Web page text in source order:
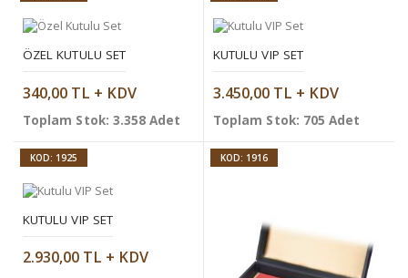
ÖZEL KUTULU SET
340,00 TL + KDV
Toplam Stok: 3.358 Adet
KUTULU VIP SET
3.450,00 TL + KDV
Toplam Stok: 705 Adet
KOD: 1925
KUTULU VIP SET
2.930,00 TL + KDV
KOD: 1916